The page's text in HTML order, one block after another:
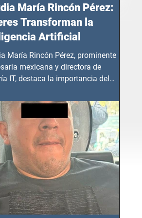
María Rincón Pérez:
Transforman la
Artificial
María Rincón Pérez, prominente
mexicana y directora de
IT, destaca la importancia del